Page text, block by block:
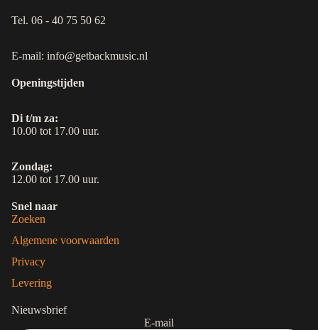
Tel. 06 - 40 75 50 62
E-mail: info@getbackmusic.nl
Openingstijden
Di t/m za:
10.00 tot 17.00 uur.
Zondag:
12.00 tot 17.00 uur.
Snel naar
Zoeken
Algemene voorwaarden
Privacy
Levering
Nieuwsbrief
E-mail